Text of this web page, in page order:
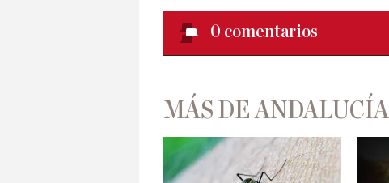
0 comentarios
MÁS DE ANDALUCÍA